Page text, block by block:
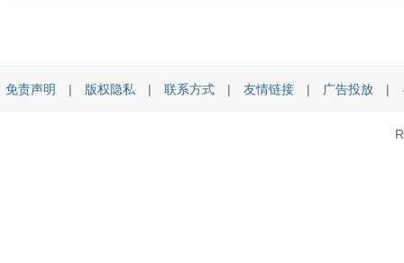
免责声明 | 版权隐私 | 联系方式 | 友情链接 | 广告投放 |